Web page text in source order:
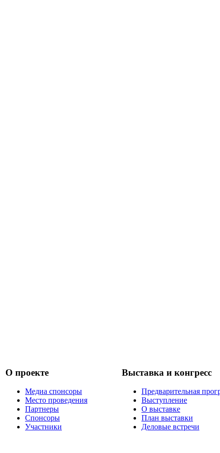
О проекте
Медиа спонсоры
Место проведения
Партнеры
Спонсоры
Участники
Выставка и конгресс
Предварительная
Выступление
О выставке
План выставки
Деловые встречи